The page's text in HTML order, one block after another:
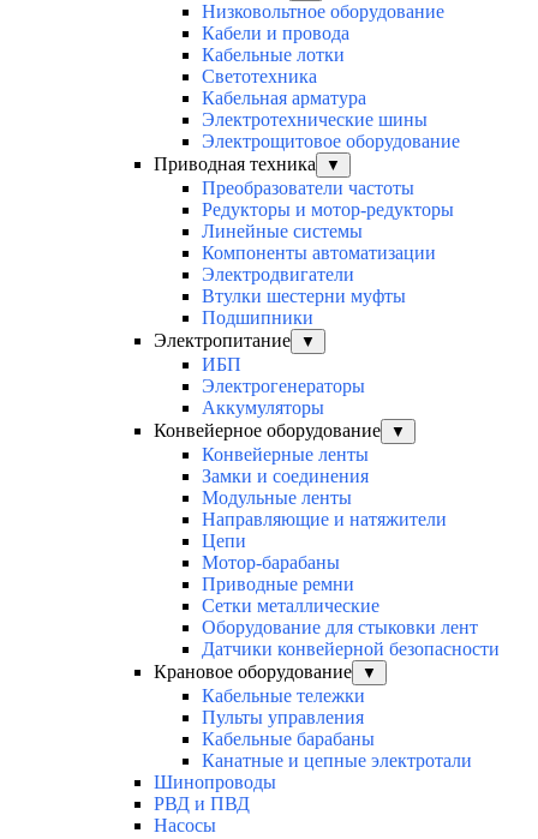
Низковольтное оборудование
Кабели и провода
Кабельные лотки
Светотехника
Кабельная арматура
Электротехнические шины
Электрощитовое оборудование
Приводная техника
▼
Преобразователи частоты
Редукторы и мотор-редукторы
Линейные системы
Компоненты автоматизации
Электродвигатели
Втулки шестерни муфты
Подшипники
Электропитание
▼
ИБП
Электрогенераторы
Аккумуляторы
Конвейерное оборудование
▼
Конвейерные ленты
Замки и соединения
Модульные ленты
Направляющие и натяжители
Цепи
Мотор-барабаны
Приводные ремни
Сетки металлические
Оборудование для стыковки лент
Датчики конвейерной безопасности
Крановое оборудование
▼
Кабельные тележки
Пульты управления
Кабельные барабаны
Канатные и цепные электротали
Шинопроводы
РВД и ПВД
Насосы